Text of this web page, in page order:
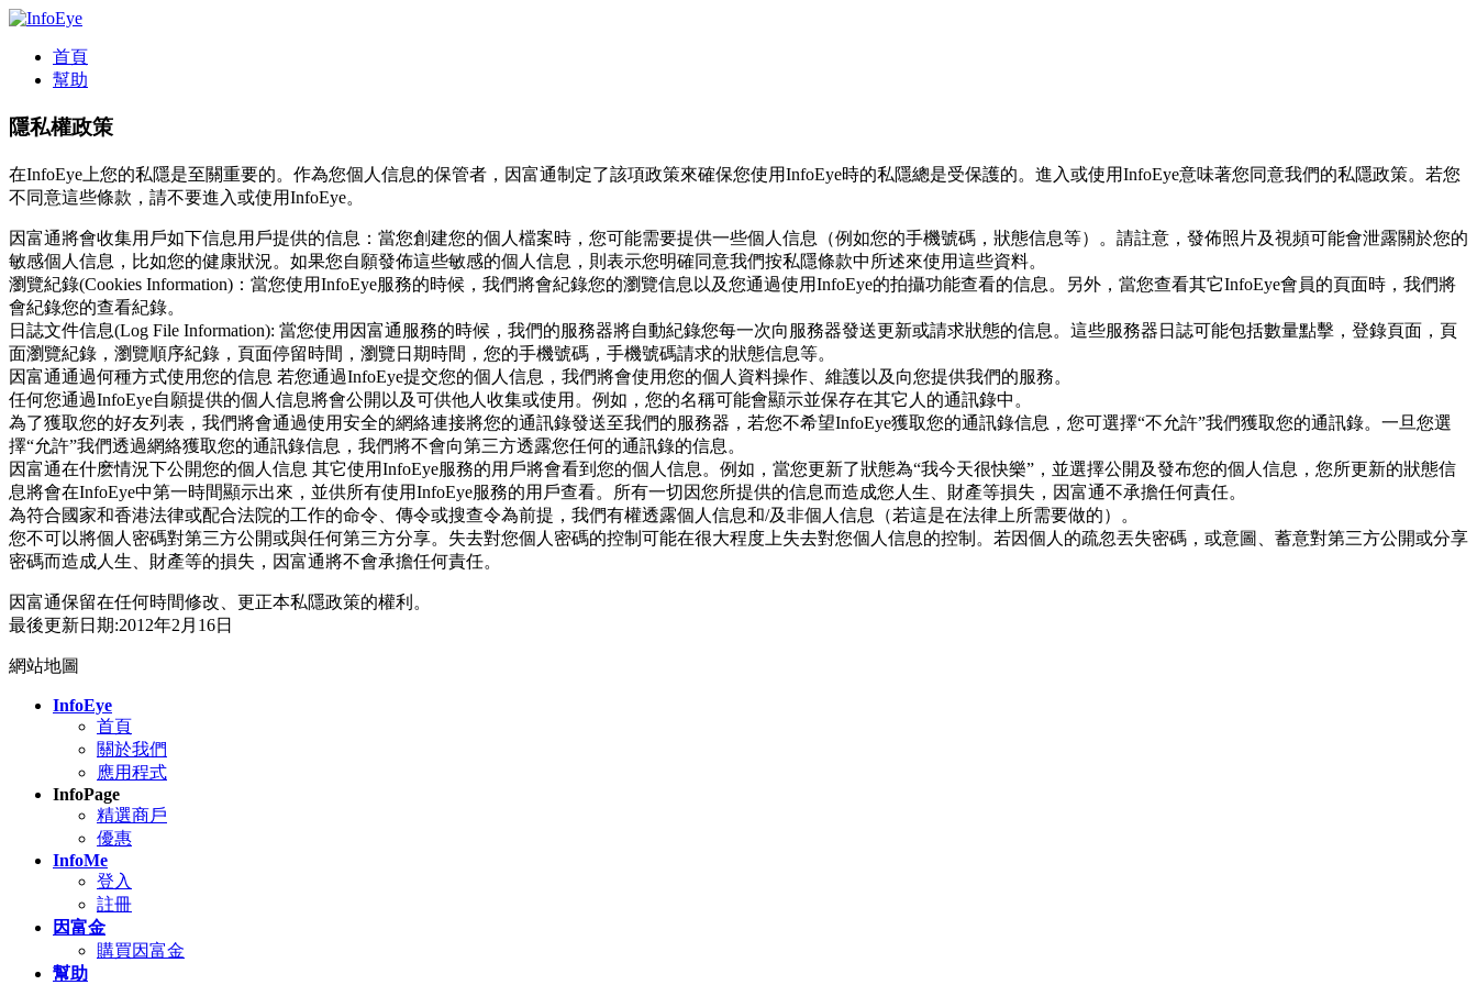
首頁
幫助
隱私權政策
在InfoEye上您的私隱是至關重要的。作為您個人信息的保管者，因富通制定了該項政策來確保您使用InfoEye時的私隱總是受保護的。進入或使用InfoEye意味著您同意我們的私隱政策。若您
不同意這些條款，請不要進入或使用InfoEye。
因富通將會收集用戶如下信息 用戶提供的信息：當您創建您的個人檔案時，您可能需要提供一些個人信息（例如您的手機號碼，狀態信息等）。請註意，發佈照片及視頻可能會泄露關於您的
敏感個人信息，比如您的健康狀況。如果您自願發佈這些敏感的個人信息，則表示您明確同意我們按私隱條款中所述來使用這些資料。
瀏覽紀錄(Cookies Information)：當您使用InfoEye服務的時候，我們將會紀錄您的瀏覽信息以及您通過使用InfoEye的拍攝功能查看的信息。另外，當您查看其它InfoEye會員的頁面時，我們將
會紀錄您的查看紀錄。
日誌文件信息(Log File Information): 當您使用因富通服務的時候，我們的服務器將自動紀錄您每一次向服務器發送更新或請求狀態的信息。這些服務器日誌可能包括數量點擊，登錄頁面，頁
面瀏覽紀錄，瀏覽順序紀錄，頁面停留時間，瀏覽日期時間，您的手機號碼，手機號碼請求的狀態信息等。
因富通通過何種方式使用您的信息 若您通過InfoEye提交您的個人信息，我們將會使用您的個人資料操作、維護以及向您提供我們的服務。
任何您通過InfoEye自願提供的個人信息將會公開以及可供他人收集或使用。例如，您的名稱可能會顯示並保存在其它人的通訊錄中。
為了獲取您的好友列表，我們將會通過使用安全的網絡連接將您的通訊錄發送至我們的服務器，若您不希望InfoEye獲取您的通訊錄信息，您可選擇“不允許”我們獲取您的通訊錄。一旦您選
擇“允許”我們透過網絡獲取您的通訊錄信息，我們將不會向第三方透露您任何的通訊錄的信息。
因富通在什麽情況下公開您的個人信息 其它使用InfoEye服務的用戶將會看到您的個人信息。例如，當您更新了狀態為“我今天很快樂”，並選擇公開及發布您的個人信息，您所更新的狀態信
息將會在InfoEye中第一時間顯示出來，並供所有使用InfoEye服務的用戶查看。所有一切因您所提供的信息而造成您人生、財產等損失，因富通不承擔任何責任。
為符合國家和香港法律或配合法院的工作的命令、傳令或搜查令為前提，我們有權透露個人信息和/及非個人信息（若這是在法律上所需要做的）。
您不可以將個人密碼對第三方公開或與任何第三方分享。失去對您個人密碼的控制可能在很大程度上失去對您個人信息的控制。若因個人的疏忽丟失密碼，或意圖、蓄意對第三方公開或分享
密碼而造成人生、財產等的損失，因富通將不會承擔任何責任。
因富通保留在任何時間修改、更正本私隱政策的權利。
最後更新日期:2012年2月16日
網站地圖
InfoEye
首頁
關於我們
應用程式
InfoPage
精選商戶
優惠
InfoMe
登入
註冊
因富金
購買因富金
幫助